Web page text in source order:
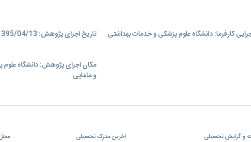
کارفرما: دانشگاه علوم پزشکی و خدمات بهداشتی
تاریخ اجرای پژوهش: 1395/04/13
مکان اجرای پژوهش: دانشگاه علوم
و مامایی
و گرایش تحصیلی آخرین مدرک تحصیلی